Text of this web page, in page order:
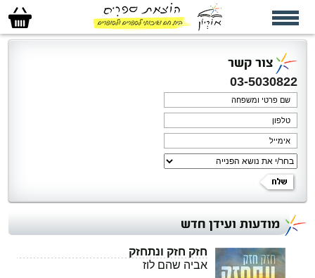
סל
הקניות
שלי
צור קשר
03-5030822
מודעות ועידן חדש
חזק חזק ונתחזק
אביה שהם לוז